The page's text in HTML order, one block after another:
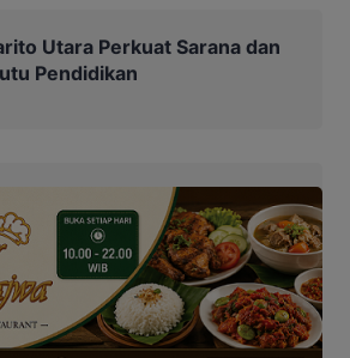
Utara Perkuat Sarana dan
Pendidikan